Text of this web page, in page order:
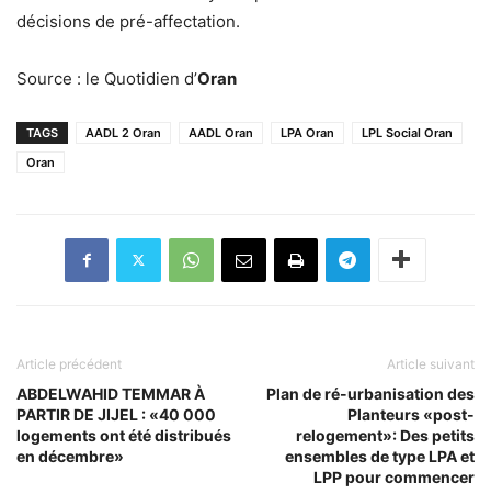
décisions de pré-affectation.
Source : le Quotidien d’Oran
TAGS AADL 2 Oran AADL Oran LPA Oran
LPL Social Oran
Oran
Article précédent
ABDELWAHID TEMMAR À
PARTIR DE JIJEL : «40 000
logements ont été distribués
en décembre»
Article suivant
Plan de ré-urbanisation des
Planteurs «post-
relogement»: Des petits
ensembles de type LPA et
LPP pour commencer